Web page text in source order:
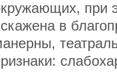
при
в